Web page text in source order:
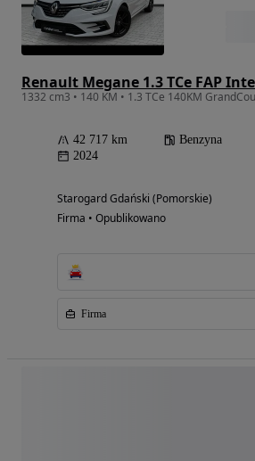
Renault Megane 1.3 TCe FAP
42 717 km Benzyna
2024
Starogard Gdański (Pomorskie)
Firma • Opublikowano
Firma